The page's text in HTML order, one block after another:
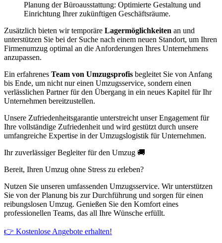
Planung der Büroausstattung: Optimierte Gestaltung und
Einrichtung Ihrer zukünftigen Geschäftsräume.
Zusätzlich bieten wir temporäre Lagermöglichkeiten an und
unterstützen Sie bei der Suche nach einem neuen Standort, um Ihren
Firmenumzug optimal an die Anforderungen Ihres Unternehmens
anzupassen.
Ein erfahrenes Team von Umzugsprofis begleitet Sie von Anfang
bis Ende, um nicht nur einen Umzugsservice, sondern einen
verlässlichen Partner für den Übergang in ein neues Kapitel für Ihr
Unternehmen bereitzustellen.
Unsere Zufriedenheitsgarantie unterstreicht unser Engagement für
Ihre vollständige Zufriedenheit und wird gestützt durch unsere
umfangreiche Expertise in der Umzugslogistik für Unternehmen.
Ihr zuverlässiger Begleiter für den Umzug 🚚
Bereit, Ihren Umzug ohne Stress zu erleben?
Nutzen Sie unseren umfassenden Umzugsservice. Wir unterstützen
Sie von der Planung bis zur Durchführung und sorgen für einen
reibungslosen Umzug. Genießen Sie den Komfort eines
professionellen Teams, das all Ihre Wünsche erfüllt.
👉 Kostenlose Angebote erhalten!